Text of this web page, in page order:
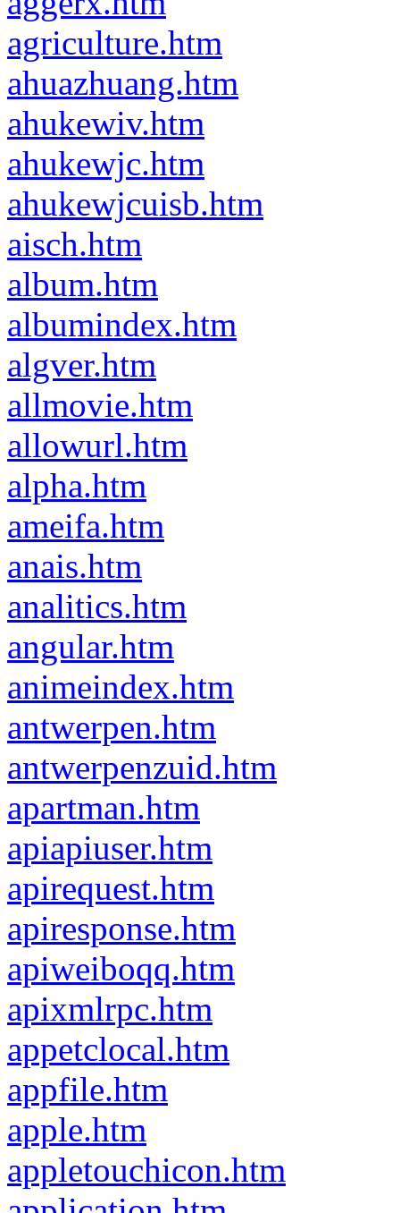
agriculture.htm
ahuazhuang.htm
ahukewiv.htm
ahukewjc.htm
ahukewjcuisb.htm
aisch.htm
album.htm
albumindex.htm
algver.htm
allmovie.htm
allowurl.htm
alpha.htm
ameifa.htm
anais.htm
analitics.htm
angular.htm
animeindex.htm
antwerpen.htm
antwerpenzuid.htm
apartman.htm
apiapiuser.htm
apirequest.htm
apiresponse.htm
apiweiboqq.htm
apixmlrpc.htm
appetclocal.htm
appfile.htm
apple.htm
appletouchicon.htm